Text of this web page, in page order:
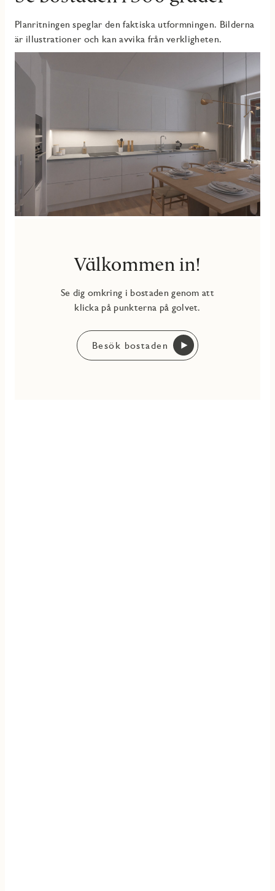
boende med moderna materialval, låg driftkostnad och ett
härligt balkongliv i bästa solläge.
Planritningen speglar den faktiska utformningen. Bilderna
är illustrationer och kan avvika från verkligheten.
Välkommen in!
Se dig omkring i bostaden genom att
klicka på punkterna på golvet.
Besök bostaden